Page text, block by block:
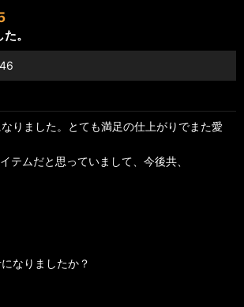
。
りました。とても満足の仕上がりでまた愛
テムだと思っていまして、今後共、
で、皆様にも推奨いたします。
ました。
なりましたか？